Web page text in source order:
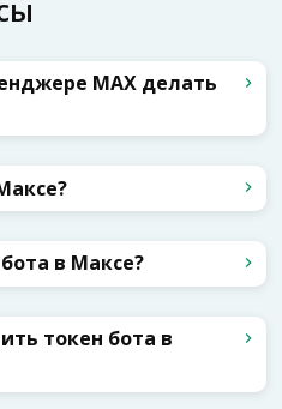
MAX делать
в Максе?
токен бота в